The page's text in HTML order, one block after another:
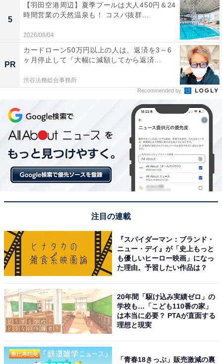
5
【羽田空港周辺】夏季プールは大人450円＆24
時間営業の天然温泉も！ コスパ抜群...
2026/08/04
PR
カードローン50万円以上の人は、返済を3～6
ヶ月停止して『大幅に減額してから返済...
渋谷法務総合事務所
Recommended by
注目の連載
『スパイダーマン：ブランド・
ニュー・デイ』が「史上もっと
も優しいヒーロー映画」になっ
た理由。予習したい作品は？
20年間「駆け込み実績ゼロ」の
学校も…「こども110番の家」
は本当に必要？ PTAが直面する
理想と現実
「青春18きっぷ」販売激減の裏